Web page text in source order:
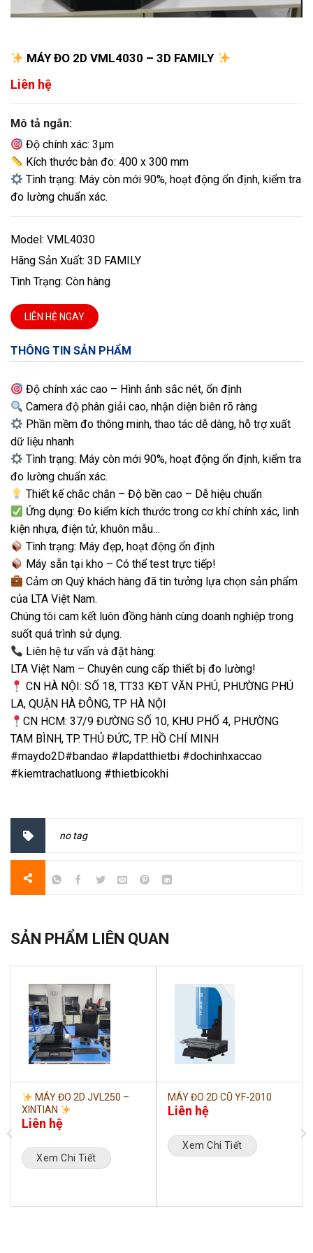
MÁY ĐO 2D VML4030 – 3D FAMILY
Liên hệ
Mô tả ngắn:
Độ chính xác: 3μm
Kích thước bàn đo: 400 x 300 mm
Tình trạng: Máy còn mới 90%, hoạt động ổn định, kiểm tra
đo lường chuẩn xác.
Model: VML4030
Hãng Sản Xuất: 3D FAMILY
Tình Trạng: Còn hàng
LIÊN HỆ NGAY
THÔNG TIN SẢN PHẨM
Độ chính xác cao – Hình ảnh sắc nét, ổn định
Camera độ phân giải cao, nhận diện biên rõ ràng
Phần mềm đo thông minh, thao tác dễ dàng, hỗ trợ xuất
dữ liệu nhanh
Tình trạng: Máy còn mới 90%, hoạt động ổn định, kiểm tra
đo lường chuẩn xác.
Thiết kế chắc chắn – Độ bền cao – Dễ hiệu chuẩn
Ứng dụng: Đo kiểm kích thước trong cơ khí chính xác, linh
kiện nhựa, điện tử, khuôn mẫu…
Tình trạng: Máy đẹp, hoạt động ổn định
Máy sẵn tại kho – Có thể test trực tiếp!
Cảm ơn Quý khách hàng đã tin tưởng lựa chọn sản phẩm
của LTA Việt Nam.
Chúng tôi cam kết luôn đồng hành cùng doanh nghiệp trong
suốt quá trình sử dụng.
Liên hệ tư vấn và đặt hàng:
LTA Việt Nam – Chuyên cung cấp thiết bị đo lường!
CN HÀ NỘI: SỐ 18, TT33 KĐT VĂN PHÚ, PHƯỜNG PHÚ
LA, QUẬN HÀ ĐÔNG, TP HÀ NỘI
CN HCM: 37/9 ĐƯỜNG SỐ 10, KHU PHỐ 4, PHƯỜNG
TAM BÌNH, TP. THỦ ĐỨC, TP. HỒ CHÍ MINH
#maydo2D#bandao #lapdatthietbi #dochinhxaccao
#kiemtrachatluong #thietbicokhi
no tag
SẢN PHẨM LIÊN QUAN
MÁY ĐO 2D JVL250 –
XINTIAN
Liên hệ
Xem Chi Tiết
MÁY ĐO 2D CŨ YF-2010
Liên hệ
Xem Chi Tiết